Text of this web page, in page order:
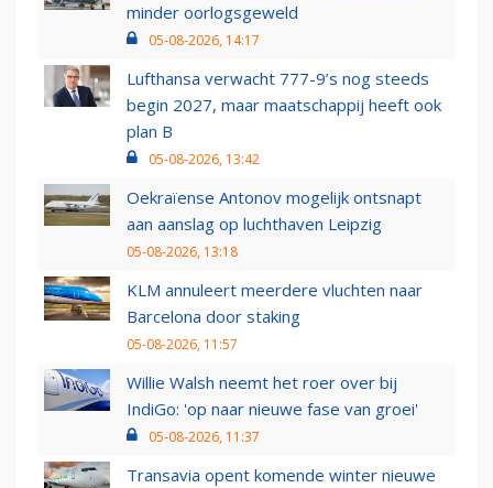
minder oorlogsgeweld
05-08-2026, 14:17
Lufthansa verwacht 777-9’s nog steeds
begin 2027, maar maatschappij heeft ook
plan B
05-08-2026, 13:42
Oekraïense Antonov mogelijk ontsnapt
aan aanslag op luchthaven Leipzig
05-08-2026, 13:18
KLM annuleert meerdere vluchten naar
Barcelona door staking
05-08-2026, 11:57
Willie Walsh neemt het roer over bij
IndiGo: 'op naar nieuwe fase van groei'
05-08-2026, 11:37
Transavia opent komende winter nieuwe